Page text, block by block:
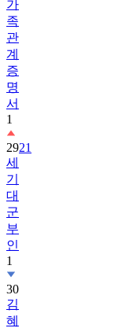
가
족
관
계
증
명
서
1
2921
세
기
대
군
부
인
1
30
김
혜